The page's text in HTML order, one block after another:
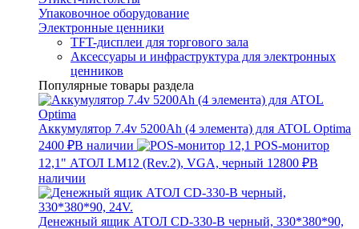
Упаковочное оборудование
Электронные ценники
TFT-дисплеи для торгового зала
Аксессуары и инфраструктура для электронных
ценников
Популярные товары раздела
Аккумулятор 7.4v 5200Ah (4 элемента) для ATOL Optima
2400 ₽В наличии
POS-монитор
12,1" АТОЛ LM12 (Rev.2), VGA, черный 12800 ₽В
наличии
Денежный ящик АТОЛ CD-330-B черный, 330*380*90,